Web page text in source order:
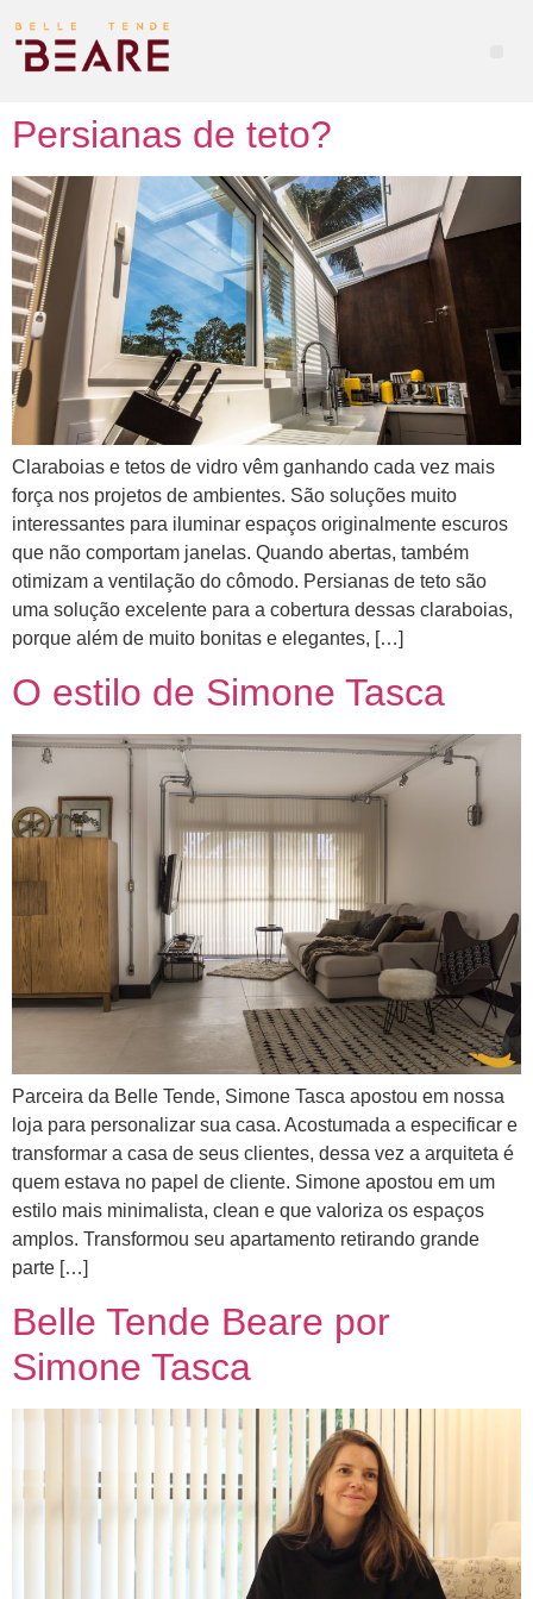
Persianas de teto?
Claraboias e tetos de vidro vêm ganhando cada vez mais
força nos projetos de ambientes. São soluções muito
interessantes para iluminar espaços originalmente escuros
que não comportam janelas. Quando abertas, também
otimizam a ventilação do cômodo. Persianas de teto são
uma solução excelente para a cobertura dessas claraboias,
porque além de muito bonitas e elegantes, […]
O estilo de Simone Tasca
Parceira da Belle Tende, Simone Tasca apostou em nossa
loja para personalizar sua casa. Acostumada a especificar e
transformar a casa de seus clientes, dessa vez a arquiteta é
quem estava no papel de cliente. Simone apostou em um
estilo mais minimalista, clean e que valoriza os espaços
amplos. Transformou seu apartamento retirando grande
parte […]
Belle Tende Beare por
Simone Tasca